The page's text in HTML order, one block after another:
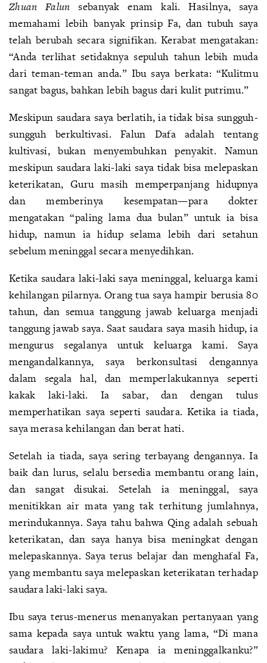
Zhuan Falun sebanyak enam kali. Hasilnya, saya
memahami lebih banyak prinsip Fa, dan tubuh saya
telah berubah secara signifikan. Kerabat mengatakan:
“Anda terlihat setidaknya sepuluh tahun lebih muda
dari teman-teman anda.” Ibu saya berkata: “Kulitmu
sangat bagus, bahkan lebih bagus dari kulit putrimu.”
Meskipun saudara saya berlatih, ia tidak bisa sungguh-
sungguh berkultivasi. Falun Dafa adalah tentang
kultivasi, bukan menyembuhkan penyakit. Namun
meskipun saudara laki-laki saya tidak bisa melepaskan
keterikatan, Guru masih memperpanjang hidupnya
dan memberinya kesempatan—para dokter
mengatakan “paling lama dua bulan” untuk ia bisa
hidup, namun ia hidup selama lebih dari setahun
sebelum meninggal secara menyedihkan.
Ketika saudara laki-laki saya meninggal, keluarga kami
kehilangan pilarnya. Orang tua saya hampir berusia 80
tahun, dan semua tanggung jawab keluarga menjadi
tanggung jawab saya. Saat saudara saya masih hidup, ia
mengurus segalanya untuk keluarga kami. Saya
mengandalkannya, saya berkonsultasi dengannya
dalam segala hal, dan memperlakukannya seperti
kakak laki-laki. Ia sabar, dan dengan tulus
memperhatikan saya seperti saudara. Ketika ia tiada,
saya merasa kehilangan dan berat hati.
Setelah ia tiada, saya sering terbayang dengannya. Ia
baik dan lurus, selalu bersedia membantu orang lain,
dan sangat disukai. Setelah ia meninggal, saya
menitikkan air mata yang tak terhitung jumlahnya,
merindukannya. Saya tahu bahwa Qing adalah sebuah
keterikatan, dan saya hanya bisa meningkat dengan
melepaskannya. Saya terus belajar dan menghafal Fa,
yang membantu saya melepaskan keterikatan terhadap
saudara laki-laki saya.
Ibu saya terus-menerus menanyakan pertanyaan yang
sama kepada saya untuk waktu yang lama, “Di mana
saudara laki-lakimu? Kenapa ia meninggalkanku?”